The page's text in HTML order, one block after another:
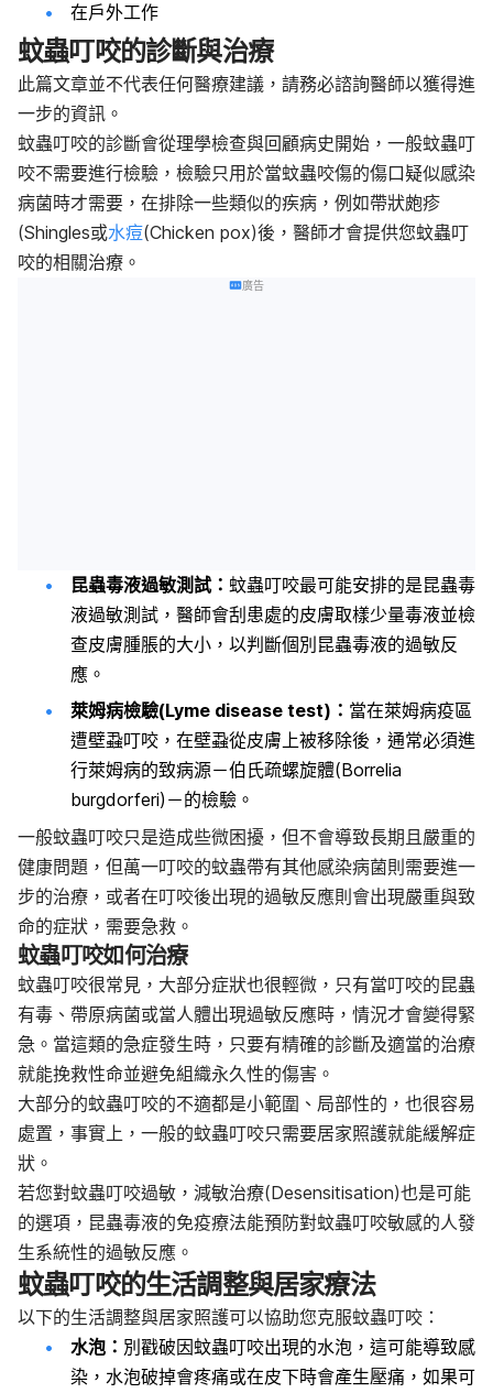
在戶外工作
蚊蟲叮咬的診斷與治療
此篇文章並不代表任何醫療建議，請務必諮詢醫師以獲得進
一步的資訊。
蚊蟲叮咬的診斷會從理學檢查與回顧病史開始，一般蚊蟲叮
咬不需要進行檢驗，檢驗只用於當蚊蟲咬傷的傷口疑似感染
病菌時才需要，在排除一些類似的疾病，例如帶狀皰疹
(Shingles或水痘(Chicken pox)後，醫師才會提供您蚊蟲叮
咬的相關治療。
廣告
昆蟲毒液過敏測試： 蚊蟲叮咬最可能安排的是昆蟲毒
液過敏測試，醫師會刮患處的皮膚取樣少量毒液並檢
查皮膚腫脹的大小，以判斷個別昆蟲毒液的過敏反
應。
萊姆病檢驗(Lyme disease test)： 當在萊姆病疫區
遭壁蝨叮咬，在壁蝨從皮膚上被移除後，通常必須進
行萊姆病的致病源－伯氏疏螺旋體(Borrelia
burgdorferi)－的檢驗。
一般蚊蟲叮咬只是造成些微困擾，但不會導致長期且嚴重的
健康問題，但萬一叮咬的蚊蟲帶有其他感染病菌則需要進一
步的治療，或者在叮咬後出現的過敏反應則會出現嚴重與致
命的症狀，需要急救。
蚊蟲叮咬如何治療
蚊蟲叮咬很常見，大部分症狀也很輕微，只有當叮咬的昆蟲
有毒、帶原病菌或當人體出現過敏反應時，情況才會變得緊
急。當這類的急症發生時，只要有精確的診斷及適當的治療
就能挽救性命並避免組織永久性的傷害。
大部分的蚊蟲叮咬的不適都是小範圍、局部性的，也很容易
處置，事實上，一般的蚊蟲叮咬只需要居家照護就能緩解症
狀。
若您對蚊蟲叮咬過敏，減敏治療(Desensitisation)也是可能
的選項，昆蟲毒液的免疫療法能預防對蚊蟲叮咬敏感的人發
生系統性的過敏反應。
蚊蟲叮咬的生活調整與居家療法
以下的生活調整與居家照護可以協助您克服蚊蟲叮咬：
水泡： 別戳破因蚊蟲叮咬出現的水泡，這可能導致感
染，水泡破掉會疼痛或在皮下時會產生壓痛，如果可